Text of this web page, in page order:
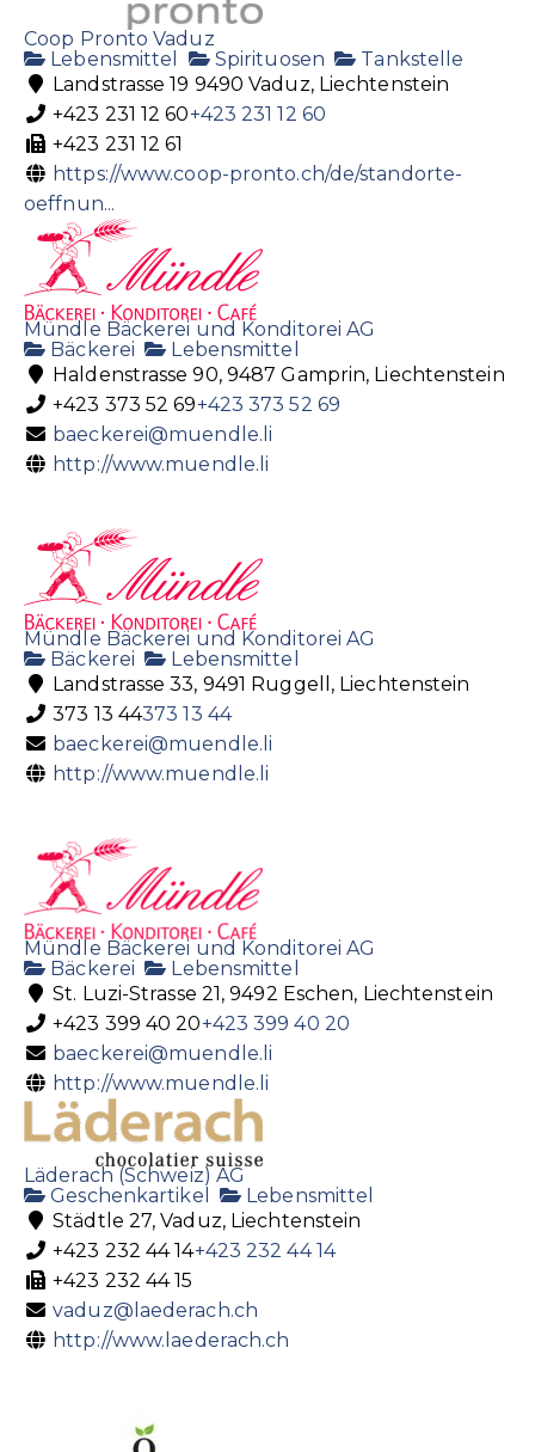
Coop Pronto Vaduz
Lebensmittel
Spirituosen
Tankstelle
Landstrasse 19 9490 Vaduz, Liechtenstein
+423 231 12 60+423 231 12 60
+423 231 12 61
https://www.coop-pronto.ch/de/standorte-
oeffnun...
Mündle Bäckerei und Konditorei AG
Bäckerei
Lebensmittel
Haldenstrasse 90, 9487 Gamprin, Liechtenstein
+423 373 52 69+423 373 52 69
baeckerei@muendle.li
http://www.muendle.li
Mündle Bäckerei und Konditorei AG
Bäckerei
Lebensmittel
Landstrasse 33, 9491 Ruggell, Liechtenstein
373 13 44373 13 44
baeckerei@muendle.li
http://www.muendle.li
Mündle Bäckerei und Konditorei AG
Bäckerei
Lebensmittel
St. Luzi-Strasse 21, 9492 Eschen, Liechtenstein
+423 399 40 20+423 399 40 20
baeckerei@muendle.li
http://www.muendle.li
Läderach (Schweiz) AG
Geschenkartikel
Lebensmittel
Städtle 27, Vaduz, Liechtenstein
+423 232 44 14+423 232 44 14
+423 232 44 15
vaduz@laederach.ch
http://www.laederach.ch